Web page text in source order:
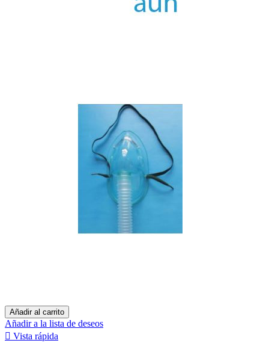
Añadir al carrito
Añadir a la lista de deseos
 Vista rápida